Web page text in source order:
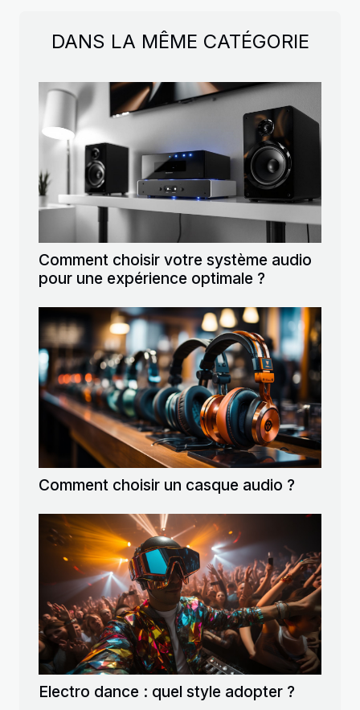
DANS LA MÊME CATÉGORIE
Comment choisir votre système audio
pour une expérience optimale ?
Comment choisir un casque audio ?
Electro dance : quel style adopter ?